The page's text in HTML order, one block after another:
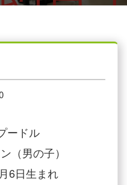
ードル
（男の子）
6日生まれ